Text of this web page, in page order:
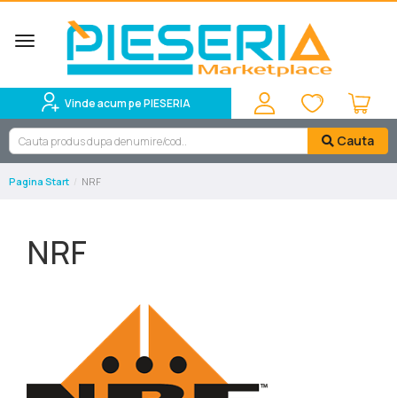
Toggle
navigation
Vinde acum pe PIESERIA
Cauta
Pagina Start NRF
NRF